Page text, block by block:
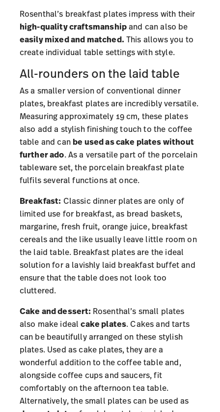
Rosenthal’s breakfast plates impress with their
high-quality craftsmanshipand can also be
easily mixed and matched. This allows you to
create individual table settings with style.
All-rounders on the laid table
As a smaller version of conventional dinner
plates, breakfast plates are incredibly versatile.
Measuring approximately 19 cm, these plates
also add a stylish finishing touch to the coffee
table and can be used as cake plates without
further ado. As a versatile part of the porcelain
tableware set, the porcelain breakfast plate
fulfils several functions at once.
Breakfast: Classic dinner plates are only of
limited use for breakfast, as bread baskets,
margarine, fresh fruit, orange juice, breakfast
cereals and the like usually leave little room on
the laid table. Breakfast plates are the ideal
solution for a lavishly laid breakfast buffet and
ensure that the table does not look too
cluttered.
Cake and dessert: Rosenthal’s small plates
also make idealcake plates. Cakes and tarts
can be beautifully arranged on these stylish
plates. Used as cake plates, they are a
wonderful addition to the coffee table and,
alongsidecoffee cupsand saucers, fit
comfortably on the afternoon tea table.
Alternatively, the small plates can be used as